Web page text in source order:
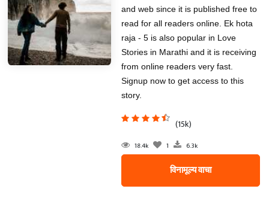
and web since it is published free to
read for all readers online. Ek hota
raja - 5 is also popular in Love
Stories in Marathi and it is receiving
from online readers very fast.
Signup now to get access to this
story.
(15k)
18.4k 1 6.3k
विनामूल्य वाचा